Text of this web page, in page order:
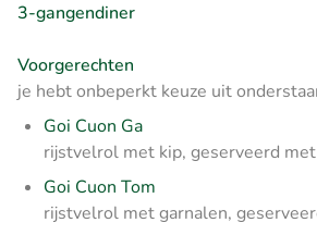
3-gangendiner
Voorgerechten
je hebt onbeperkt keuze uit
Goi Cuon Ga
rijstvelrol met kip, geserveerd
Goi Cuon Tom
rijstvelrol met garnalen,